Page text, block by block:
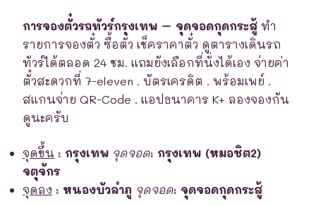
การจองตั๋วรถทัวร์กรุงเทพ – จุดจอดกุดกระสู้ ทำ
รายการจองตั๋ว ซื้อตั๋ว เช็คราคาตั๋ว ดูตารางเดินรถ
ทัวร์ได้ตลอด 24 ชม. แถมยังเลือกที่นั่งได้เอง จ่ายค่า
ตั๋วสะดวกที่ 7-eleven . บัตรเครดิต . พร้อมเพย์ .
สแกนจ่าย QR-Code . แอปธนาคาร K+ ลองจองกัน
ดูนะครับ
จุดขึ้น : กรุงเทพ จุดจอด: กรุงเทพ (หมอชิต2)
จตุจักร
จุดลง : หนองบัวลำภู จุดจอด: จุดจอดกุดกระสู้